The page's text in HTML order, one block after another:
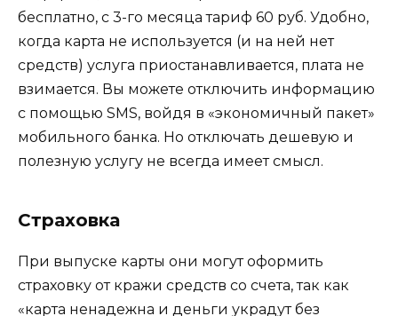
бесплатно, с 3-го месяца тариф 60 руб. Удобно,
когда карта не используется (и на ней нет
средств) услуга приостанавливается, плата не
взимается. Вы можете отключить информацию
с помощью SMS, войдя в «экономичный пакет»
мобильного банка. Но отключать дешевую и
полезную услугу не всегда имеет смысл.
Страховка
При выпуске карты они могут оформить
страховку от кражи средств со счета, так как
«карта ненадежна и деньги украдут без